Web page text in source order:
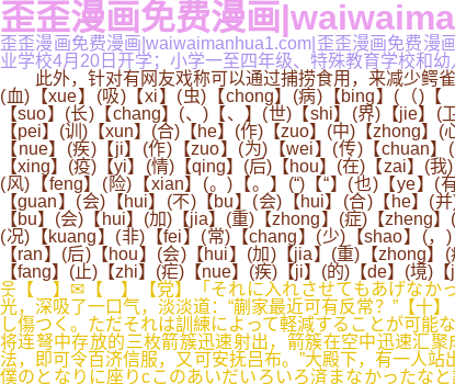
歪歪漫画免费漫画
歪歪漫画免费漫画|waiwaimanhua1.com|歪歪漫画免费
业学校4月20日开学；小学一至四年级、特殊教育学校和
此外，针对有网友戏称可以通过捕捞食用，来减少鳄雀
(血)【xue】(吸)【xi】(虫)【chong】(病)【bing】(（)
【suo】(长)【chang】(、)【、】(世)【shi】(界)【jie
【pei】(训)【xun】(合)【he】(作)【zuo】(中)【zhong
【nue】(疾)【ji】(作)【zuo】(为)【wei】(传)【chuan
【xing】(疫)【yi】(情)【qing】(后)【hou】(在)【zai】(
(风)【feng】(险)【xian】(。)【。】(“)【“】(也)【ye
【guan】(会)【hui】(不)【bu】(会)【hui】(合)【he】(
【bu】(会)【hui】(加)【jia】(重)【zhong】(症)【zheng
(况)【kuang】(非)【fei】(常)【chang】(少)【shao】(
【ran】(后)【hou】(会)【hui】(加)【jia】(重)【zhong
【fang】(止)【zhi】(疟)【nue】(疾)【ji】(的)【de】(境)
웃【 】✉【 】【党】「それに入れさせてもあげなか
光，深吸了一口气，淡淡道：“蒯家最近可有反常？”【十
し傷つく。ただそれは訓練によって軽減することが可
将连弩中存放的三枚箭簇迅速射出，箭簇在空中迅速汇
法，即可令百济信服，又可安抚吕布。”大殿下，有一人
僕のとなりに座りcこのあいだいろいろ済まなかったな